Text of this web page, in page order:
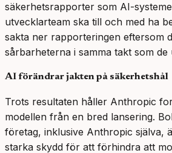
säkerhetsrapporter som AI-
utvecklarteam ska till och med ha
sakta ner rapporteringen eftersom
sårbarheterna i samma takt som de
AI förändrar jakten på säkerhetshål
Trots resultaten håller Anthropic
modellen från en bred lansering.
företag, inklusive Anthropic själva,
starka skydd för att förhindra att